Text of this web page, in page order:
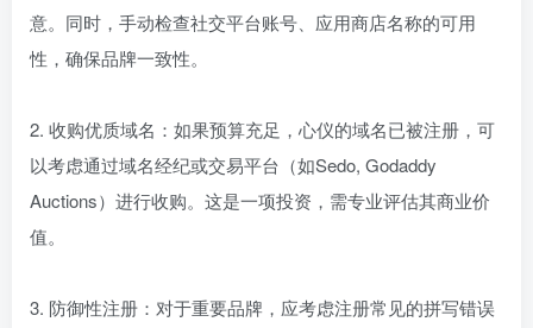
意。同时，手动检查社交平台账号、应用商店名称的可用
性，确保品牌一致性。
2. 收购优质域名：如果预算充足，心仪的域名已被注册，可
以考虑通过域名经纪或交易平台（如Sedo, Godaddy
Auctions）进行收购。这是一项投资，需专业评估其商业价
值。
3. 防御性注册：对于重要品牌，应考虑注册常见的拼写错误